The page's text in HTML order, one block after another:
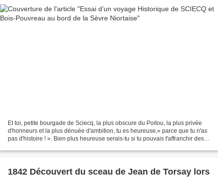
Et toi, petite bourgade de Sciecq, la plus obscure du Poitou, la plus privée
d'honneurs et la plus dénuée d'ambition, tu es heureuse,« parce que tu n'as
pas d'histoire ! ». Bien plus heureuse serais-tu si tu pouvais t'affranchir des
1842 Découvert du sceau de Jean de Torsay lors